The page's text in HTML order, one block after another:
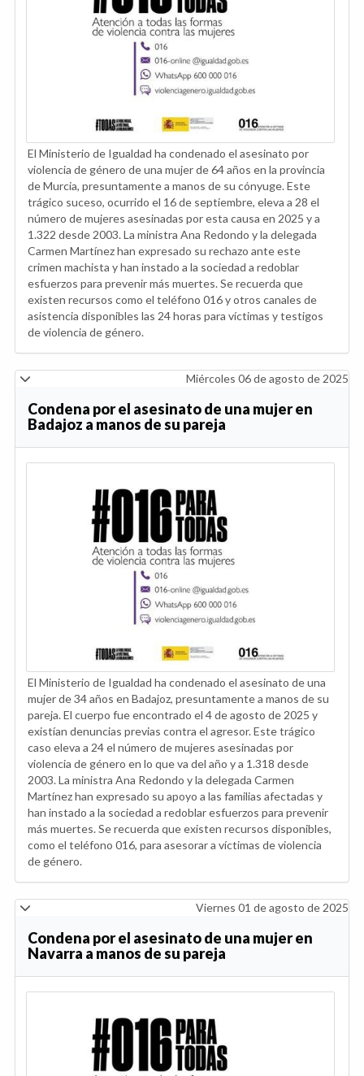
El Ministerio de Igualdad ha condenado el asesinato por
violencia de género de una mujer de 64 años en la provincia
de Murcia, presuntamente a manos de su cónyuge. Este
trágico suceso, ocurrido el 16 de septiembre, eleva a 28 el
número de mujeres asesinadas por esta causa en 2025 y a
1.322 desde 2003. La ministra Ana Redondo y la delegada
Carmen Martínez han expresado su rechazo ante este
crimen machista y han instado a la sociedad a redoblar
esfuerzos para prevenir más muertes. Se recuerda que
existen recursos como el teléfono 016 y otros canales de
asistencia disponibles las 24 horas para víctimas y testigos
de violencia de género.
Miércoles 06 de agosto de 2025
Condena por el asesinato de una mujer en
Badajoz a manos de su pareja
El Ministerio de Igualdad ha condenado el asesinato de una
mujer de 34 años en Badajoz, presuntamente a manos de su
pareja. El cuerpo fue encontrado el 4 de agosto de 2025 y
existían denuncias previas contra el agresor. Este trágico
caso eleva a 24 el número de mujeres asesinadas por
violencia de género en lo que va del año y a 1.318 desde
2003. La ministra Ana Redondo y la delegada Carmen
Martínez han expresado su apoyo a las familias afectadas y
han instado a la sociedad a redoblar esfuerzos para prevenir
más muertes. Se recuerda que existen recursos disponibles,
como el teléfono 016, para asesorar a víctimas de violencia
de género.
Viernes 01 de agosto de 2025
Condena por el asesinato de una mujer en
Navarra a manos de su pareja